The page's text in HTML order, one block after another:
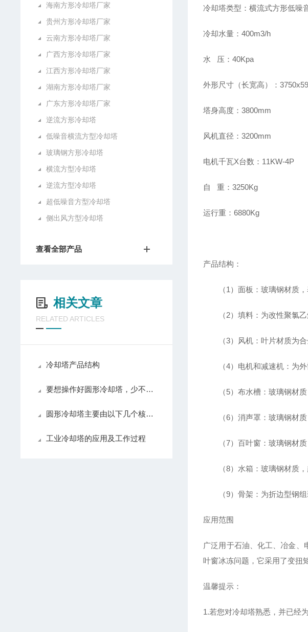
海南方形冷却塔厂家
贵州方形冷却塔厂家
云南方形冷却塔厂家
广西方形冷却塔厂家
江西方形冷却塔厂家
湖南方形冷却塔厂家
广东方形冷却塔厂家
逆流方形冷却塔
低噪音横流方型冷却塔
玻璃钢方形冷却塔
横流方型冷却塔
逆流方型冷却塔
超低噪音方型冷却塔
侧出风方型冷却塔
查看全部产品
相关文章
RELATED ARTICLES
冷却塔产品结构
要想操作好圆形冷却塔，少不了以下步骤！
圆形冷却塔主要由以下几个核心部分组成
工业冷却塔的应用及工作过程
冷却塔类型：横流式方形低噪
冷却水量：400m3/h
水 压：40Kpa
外形尺寸（长宽高）：
塔身高度：3800mm
风机直径：3200mm
电机千瓦X台数：11KW-4P
自 重：3250Kg
运行重：6880Kg
产品结构：
（1）面板：玻璃钢材质，
（2）填料：为改性聚氯乙
（3）风机：叶片材质为合
（4）电机和减速机：为外
（5）布水槽：玻璃钢材质
（6）消声罩：玻璃钢材质
（7）百叶窗：玻璃钢材质
（8）水箱：玻璃钢材质，
（9）骨架：为折边型钢组
应用范围
广泛用于石油、化工、冶金
叶窗冰冻问题，它采用了变扭
温馨提示：
1.若您对冷却塔熟悉，并已经